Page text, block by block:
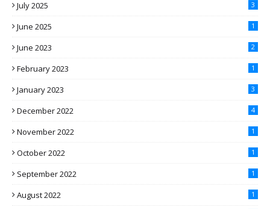
July 2025 3
June 2025 1
June 2023 2
February 2023 1
January 2023 3
December 2022 4
November 2022 1
October 2022 1
September 2022 1
August 2022 1